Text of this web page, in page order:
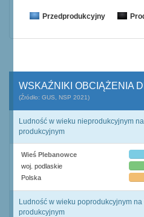
Przedprodukcyjny
WSKAŹNIKI OBCIĄŻENIA
(Źródło: GUS, NSP 2021)
Ludność w wieku nieprodukcyjnym
produkcyjnym
Wieś Plebanowce
woj. podlaskie
Polska
Ludność w wieku poprodukcyjnym
produkcyjnym